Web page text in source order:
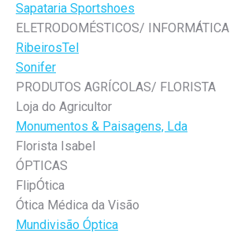
Sapataria Sportshoes
ELETRODOMÉSTICOS/ INFORMÁTICA
RibeirosTel
Sonifer
PRODUTOS AGRÍCOLAS/ FLORISTA
Loja do Agricultor
Monumentos & Paisagens, Lda
Florista Isabel
ÓPTICAS
FlipÓtica
Ótica Médica da Visão
Mundivisão Óptica